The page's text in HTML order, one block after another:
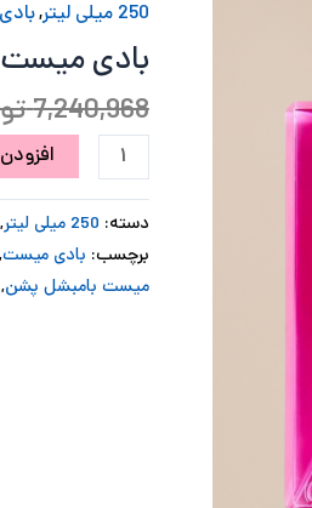
250 میلی لیتر ,
بادی میست Bombshell Passion
7,240,968
Passion
عدد
دسته: 250 میلی لیتر ,
برچسب: بادی میست,
میست بامبشل پشن,